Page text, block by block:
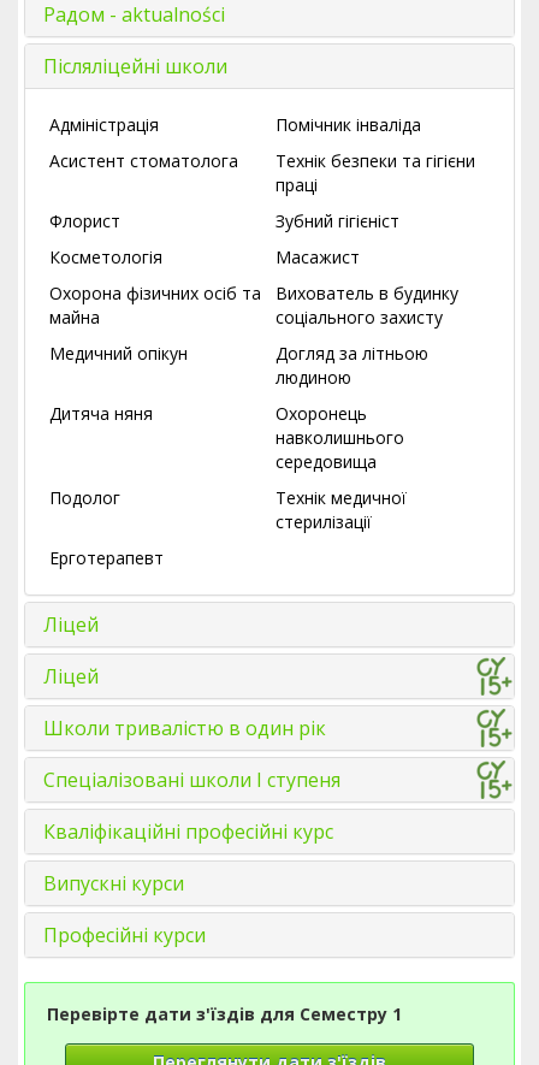
Радом - aktualności
Післяліцейні школи
Адміністрація
Помічник інваліда
Асистент стоматолога
Технік безпеки та гігієни
праці
Флорист
Зубний гігієніст
Косметологія
Масажист
Охорона фізичних осіб та
майна
Вихователь в будинку
соціального захисту
Медичний опікун
Догляд за літньою
людиною
Дитяча няня
Охоронець
навколишнього
середовища
Подолог
Технік медичної
стерилізації
Ерготерапевт
Ліцей
Ліцей
Школи тривалістю в один рік
Спеціалізовані школи І ступеня
Кваліфікаційні професійні курс
Випускні курси
Професійні курси
Перевірте дати з'їздів для Семестру 1